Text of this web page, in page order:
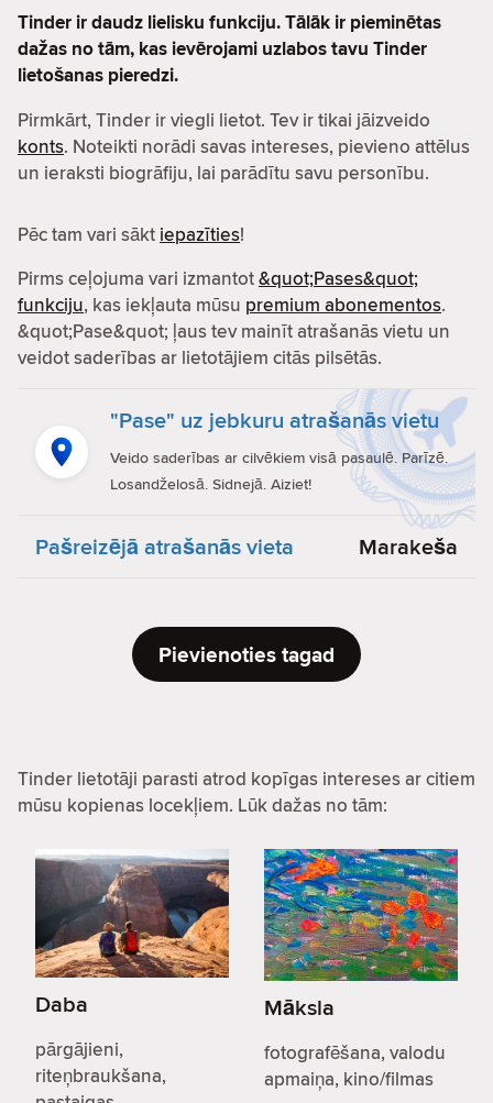
Tinder ir daudz lielisku funkciju. Tālāk ir pieminētas
dažas no tām, kas ievērojami uzlabos tavu Tinder
lietošanas pieredzi.
Pirmkārt, Tinder ir viegli lietot. Tev ir tikai jāizveido
konts. Noteikti norādi savas intereses, pievieno attēlus
un ieraksti biogrāfiju, lai parādītu savu personību.
Pēc tam vari sākt iepazīties!
Pirms ceļojuma vari izmantot&quot;Pases&quot;
funkciju, kas iekļauta mūsu premium abonementos.
&quot;Pase&quot; ļaus tev mainīt atrašanās vietu un
veidot saderības ar lietotājiem citās pilsētās.
"Pase" uz jebkuru atrašanās vietu
Veido saderības ar cilvēkiem visā pasaulē. Parīzē.
Losandželosā. Sidnejā. Aiziet!
Pašreizējā atrašanās vieta Marakeša
Pievienoties tagad
Tinder lietotāji parasti atrod kopīgas intereses ar citiem
mūsu kopienas locekļiem. Lūk dažas no tām:
Daba
pārgājieni,
riteņbraukšana,
Māksla
fotografēšana, valodu
apmaiņa, kino/filmas